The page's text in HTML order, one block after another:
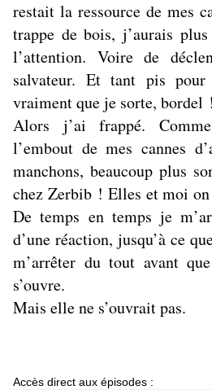
restait la ressource de mes
trappe de bois, j’aurais
l’attention. Voire de
salvateur. Et tant pis
vraiment que je sorte, bordel !
Alors j’ai frappé.
l’embout de mes cannes
manchons, beaucoup plus
chez Zerbib ! Elles et moi
De temps en temps je
d’une réaction, jusqu’à ce
m’arrêter du tout avant
s’ouvre.
Mais elle ne s’ouvrait pas.
Accès direct aux épisodes :